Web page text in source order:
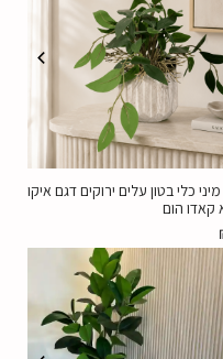
כלי בטון עלים ירוקים דגם איקו
קאדו הום